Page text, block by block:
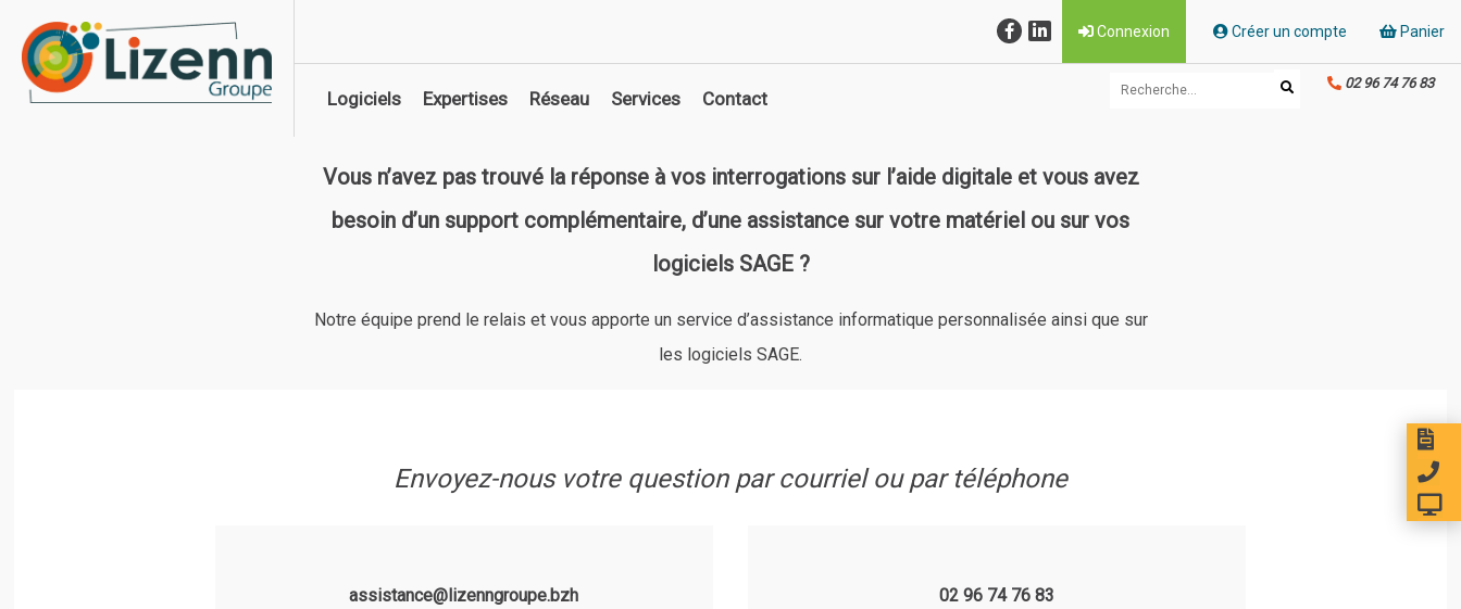
Connexion Créer un compte Panier
Logiciels
Négoce
Services
Expertises
Stratégie web digitale
Pilotage décisionnel
Réseau
Sécurité et mobilité
Microsoft Office 365
Lizenn Cloud IaaS et SaaS
Services
Formations SAGE
Supervision
Assistance
Contact
02 96 74 76 83
Vous n’avez pas trouvé la réponse à vos interrogations sur l’aide digitaleet vous avez
besoin d’un support complémentaire, d’une assistance sur votre matériel ou sur vos
logiciels SAGE ?
Notre équipe prend le relais et vous apporte un service d’assistance informatique personnalisée ainsi que sur
les logiciels SAGE.
Envoyez-nous votre question par courriel ou par téléphone
assistance@lizenngroupe.bzh 02 96 74 76 83